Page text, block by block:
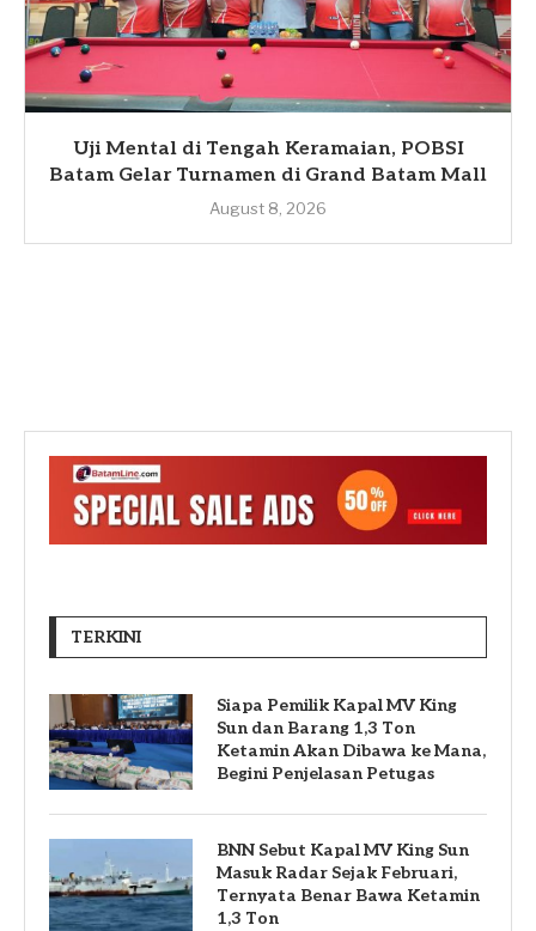
Uji Mental di Tengah Keramaian, POBSI
Batam Gelar Turnamen di Grand Batam Mall
August 8, 2026
TERKINI
Siapa Pemilik Kapal MV King
Sun dan Barang 1,3 Ton
Ketamin Akan Dibawa ke Mana,
Begini Penjelasan Petugas
BNN Sebut Kapal MV King Sun
Masuk Radar Sejak Februari,
Ternyata Benar Bawa Ketamin
1,3 Ton